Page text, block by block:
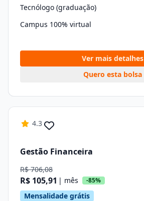
Tecnólogo (graduação)
Campus 100% virtual
Ver mais detalhes
Quero esta bolsa
4.3
Gestão Financeira
R$ 706,08
R$ 105,91 | mês -85%
Mensalidade grátis